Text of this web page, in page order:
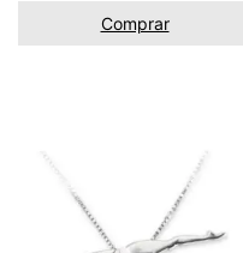
Comprar